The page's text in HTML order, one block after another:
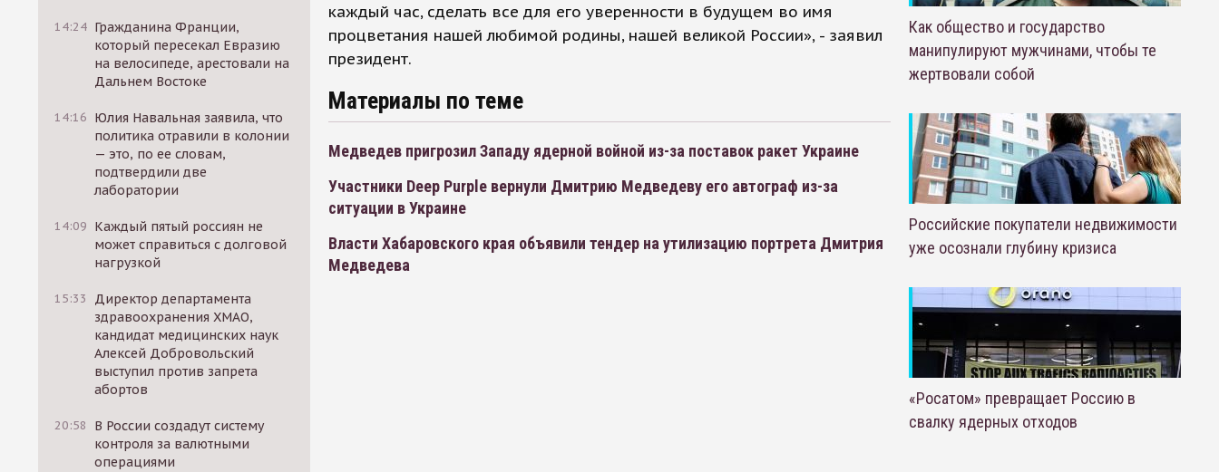
14:24 Гражданина Франции,
который пересекал Евразию
на велосипеде, арестовали на
Дальнем Востоке
14:16 Юлия Навальная заявила, что
политика отравили в колонии
— это, по ее словам,
подтвердили две
лаборатории
14:09 Каждый пятый россиян не
может справиться с долговой
нагрузкой
15:33
Директор департамента
здравоохранения ХМАО,
кандидат медицинских наук
Алексей Добровольский
выступил против запрета
абортов
20:58
В России создадут систему
контроля за валютными
операциями
каждый час, сделать все для его уверенности в будущем во имя
процветания нашей любимой родины, нашей великой России», - заявил
президент.
Материалы по теме
Медведев пригрозил Западу ядерной войной из-за поставок ракет Украине
Участники Deep Purple вернули Дмитрию Медведеву его автограф из-за
ситуации в Украине
Власти Хабаровского края объявили тендер на утилизацию портрета Дмитрия
Медведева
Как общество и государство
манипулируют мужчинами, чтобы те
жертвовали собой
Российские покупатели недвижимости
уже осознали глубину кризиса
«Росатом» превращает Россию в
свалку ядерных отходов